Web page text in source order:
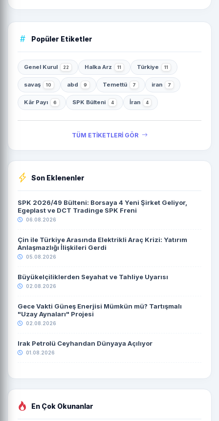
Popüler Etiketler
Genel Kurul 22 Halka Arz 11 Türkiye 11
savaş 10 abd 9 Temettü 7 iran 7
Kâr Payı 6 SPK Bülteni 4 İran 4
TÜM ETİKETLERİ GÖR
Son Eklenenler
SPK 2026/49 Bülteni: Borsaya 4 Yeni Şirket Geliyor,
Egeplast ve DCT Tradinge SPK Freni
06.08.2026
Çin ile Türkiye Arasında Elektrikli Araç Krizi: Yatırım
Anlaşmazlığı İlişkileri Gerdi
05.08.2026
Büyükelçiliklerden Seyahat ve Tahliye Uyarısı
02.08.2026
Gece Vakti Güneş Enerjisi Mümkün mü? Tartışmalı
"Uzay Aynaları" Projesi
02.08.2026
Irak Petrolü Ceyhandan Dünyaya Açılıyor
01.08.2026
En Çok Okunanlar